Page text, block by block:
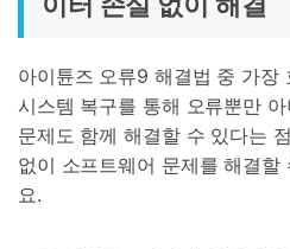
아이튠즈 오류9 해결법 중 가장
시스템 복구를 통해 오류뿐만
문제도 함께 해결할 수 있다는
없이 소프트웨어 문제를 해결할
요.